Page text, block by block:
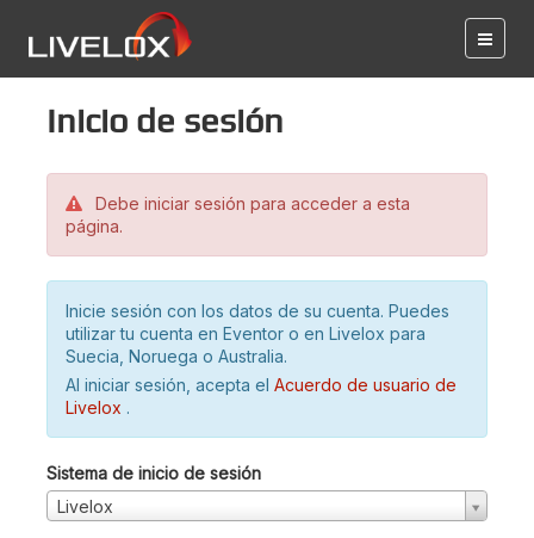
Inicio de sesión
Debe iniciar sesión para acceder a esta
página.
Inicie sesión con los datos de su cuenta. Puedes
utilizar tu cuenta en Eventor o en Livelox para
Suecia, Noruega o Australia.
Al iniciar sesión, acepta el Acuerdo de usuario de
Livelox .
Sistema de inicio de sesión
Livelox